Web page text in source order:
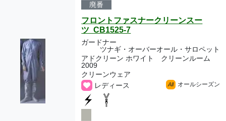
廃番
フロントファスナークリーンスー
ツ CB1525-7
ガードナー
ツナギ・オーバーオール・サロペット
アドクリーン ホワイト クリーンルーム
2009
クリーンウェア
レディース
All オールシーズン